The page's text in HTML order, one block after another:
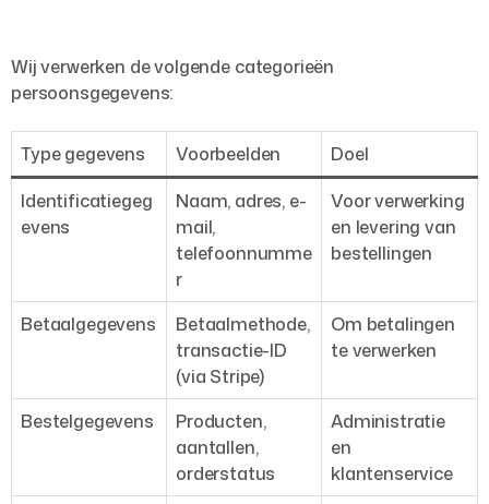
Wij verwerken de volgende categorieën
persoonsgegevens:
Type gegevens Voorbeelden
Doel
Identificatiegeg
evens
Naam, adres, e-
mail,
telefoonnumme
r
Voor verwerking
en levering van
bestellingen
Betaalgegevens
Betaalmethode,
transactie-ID
(via Stripe)
Om betalingen
te verwerken
Bestelgegevens
Producten,
aantallen,
orderstatus
Administratie
en
klantenservice